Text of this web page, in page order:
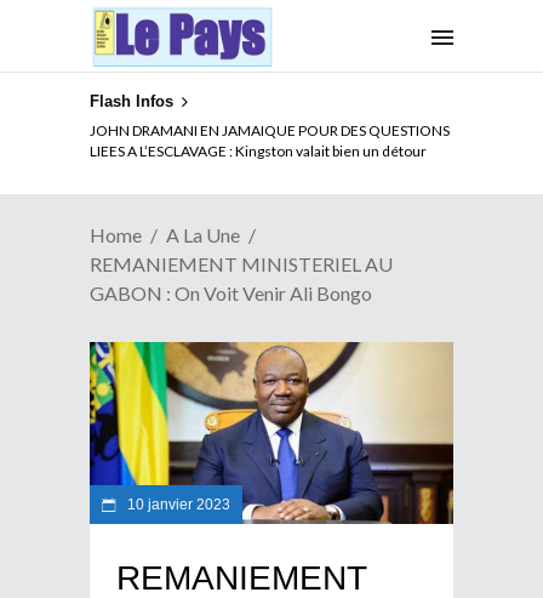
Flash Infos
JOHN DRAMANI EN JAMAIQUE POUR DES QUESTIONS
LIEES A L’ESCLAVAGE : Kingston valait bien un détour
ELECTION DE TALON A LA TETE DU SENAT BENINOIS :
Quand Patrice quitte le pouvoir sans partir !
Home
A La Une
REMANIEMENT MINISTERIEL AU
GABON : On Voit Venir Ali Bongo
10 janvier 2023
REMANIEMENT